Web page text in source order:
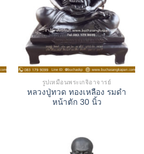
รูปเหมือนพระเกจิอาจารย์
หลวงปู่ทวด ทองเหลือง รมดำ
หน้าตัก 30 นิ้ว